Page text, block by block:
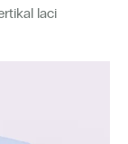
laci